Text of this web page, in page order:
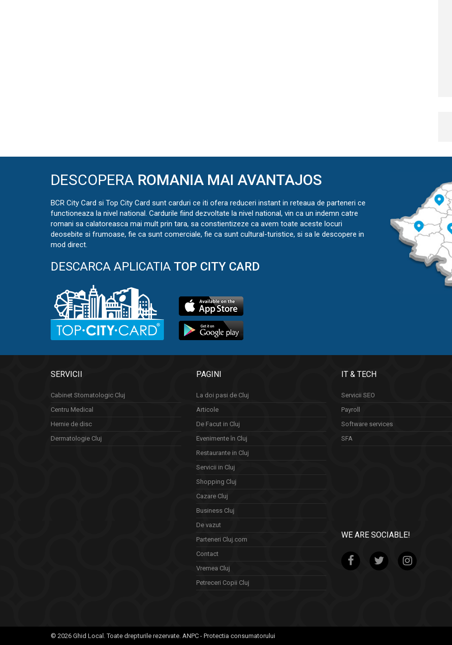
DESCOPERA ROMANIA MAI AVANTAJOS
BCR City Card si Top City Card sunt carduri ce iti ofera reduceri instant in reteaua de parteneri ce
functioneaza la nivel national. Cardurile fiind dezvoltate la nivel national, vin ca un indemn catre
romani sa calatoreasca mai mult prin tara, sa constientizeze ca avem toate aceste locuri
deosebite si frumoase, fie ca sunt comerciale, fie ca sunt cultural-turistice, si sa le descopere in
mod direct.
DESCARCA APLICATIA TOP CITY CARD
SERVICII
Cabinet Stomatologic Cluj
Centru Medical
Hernie de disc
Dermatologie Cluj
PAGINI
La doi pasi de Cluj
Articole
De Facut in Cluj
Evenimente în Cluj
Restaurante in Cluj
Servicii in Cluj
Shopping Cluj
Cazare Cluj
Business Cluj
De vazut
Parteneri Cluj.com
Contact
Vremea Cluj
Petreceri Copii Cluj
IT & TECH
Servicii SEO
Payroll
Software services
SFA
WE ARE SOCIABLE!
© 2026 Ghid Local. Toate drepturile rezervate. ANPC - Protectia consumatorului